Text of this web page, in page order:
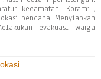
kecamatan, Koramil,
bencana. Menyiapkan
evakuasi warga